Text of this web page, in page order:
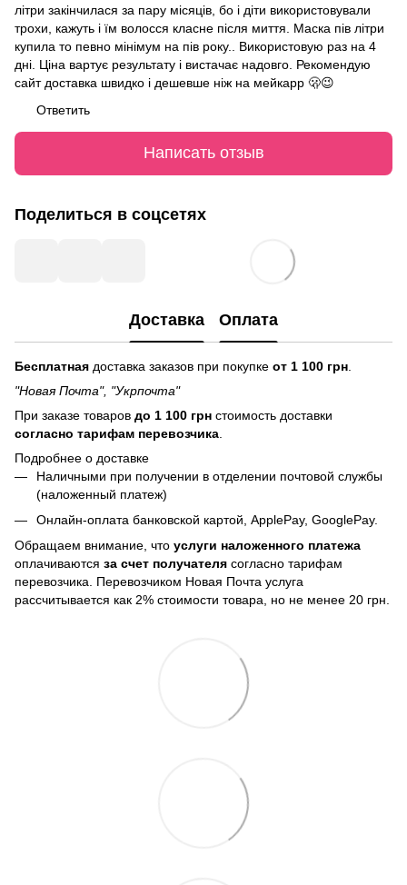
літри закінчилася за пару місяців, бо і діти використовували
трохи, кажуть і їм волосся класне після миття. Маска пів літри
купила то певно мінімум на пів року.. Використовую раз на 4
дні. Ціна вартує результату і вистачає надовго. Рекомендую
сайт доставка швидко і дешевше ніж на мейкарр 🫢😉
Ответить
Написать отзыв
Поделиться в соцсетях
Доставка Оплата
Бесплатная доставка заказов при покупке от 1 100 грн
"Новая Почта", "Укрпочта"
При заказе товаров до 1 100 грн стоимость доставки
согласно тарифам перевозчика
Подробнее о доставке
Наличными при получении в отделении почтовой службы
(наложенный платеж)
Онлайн-оплата банковской картой, ApplePay, GooglePay.
Обращаем внимание, что услуги наложенного платежа
оплачиваются за счет получателя согласно тарифам
перевозчика. Перевозчиком Новая Почта услуга
рассчитывается как 2% стоимости товара, но не менее 20 грн.